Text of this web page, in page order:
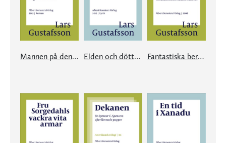
Mannen på den blå cykeln Elden och döttrarna Fantastiska berättelser